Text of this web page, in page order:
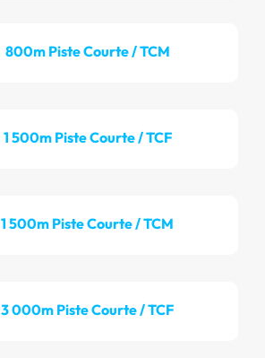
800m Piste Courte / TCM
1 500m Piste Courte / TCF
1 500m Piste Courte / TCM
3 000m Piste Courte / TCF